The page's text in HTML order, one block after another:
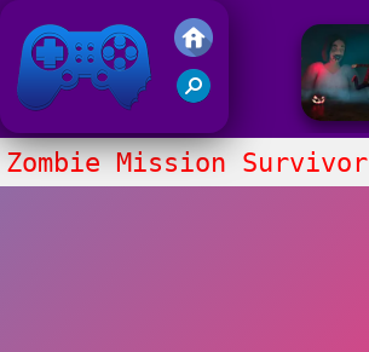
Juegos Friv 2020
Zombie Mission Survivor